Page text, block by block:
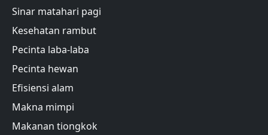
Sinar matahari pagi
Kesehatan rambut
Pecinta laba-laba
Pecinta hewan
Efisiensi alam
Makna mimpi
Makanan tiongkok